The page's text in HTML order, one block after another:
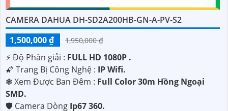
CAMERA DAHUA DH-SD2A200HB-GN-A-PV-S2
1,500,000 ₫
1,950,000 ₫
️⚡ Độ Phân giải : FULL HD 1080P .
🌠 Trang Bị Công Nghệ : IP Wifi.
❃ Xem Được Ban Đêm : Full Color 30m Hồng Ngoại
SMD.
🛡 Camera Dòng Ip67 360.